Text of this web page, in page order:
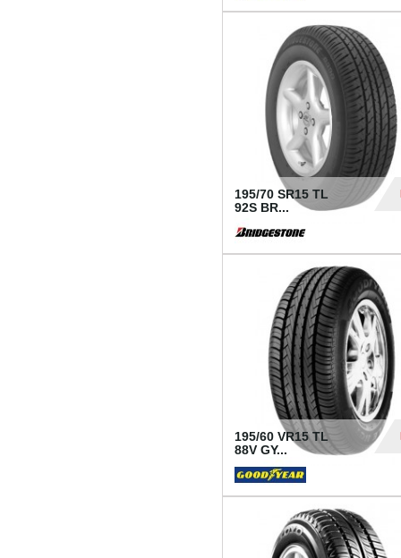
195/70 SR15 TL
92S BR...
195/60 VR15 TL
88V GY...